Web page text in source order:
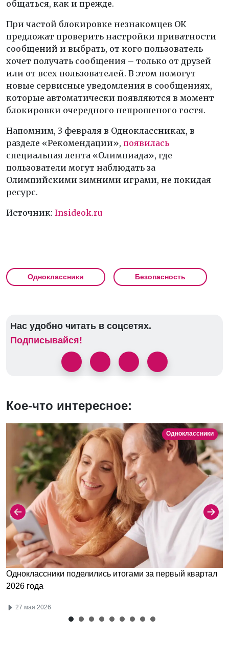
общаться, как и прежде.
При частой блокировке незнакомцев ОК
предложат проверить настройки приватности
сообщений и выбрать, от кого пользователь
хочет получать сообщения – только от друзей
или от всех пользователей. В этом помогут
новые сервисные уведомления в сообщениях,
которые автоматически появляются в момент
блокировки очередного непрошеного гостя.
Напомним, 3 февраля в Одноклассниках, в
разделе «Рекомендации», появилась
специальная лента «Олимпиада», где
пользователи могут наблюдать за
Олимпийскими зимними играми, не покидая
ресурс.
Источник: Insideok.ru
Одноклассники Безопасность
Нас удобно читать в соцсетях.
Подписывайся!
Кое-что интересное:
Одноклассники
Одноклассники поделились итогами за первый квартал
2026 года
27 мая 2026